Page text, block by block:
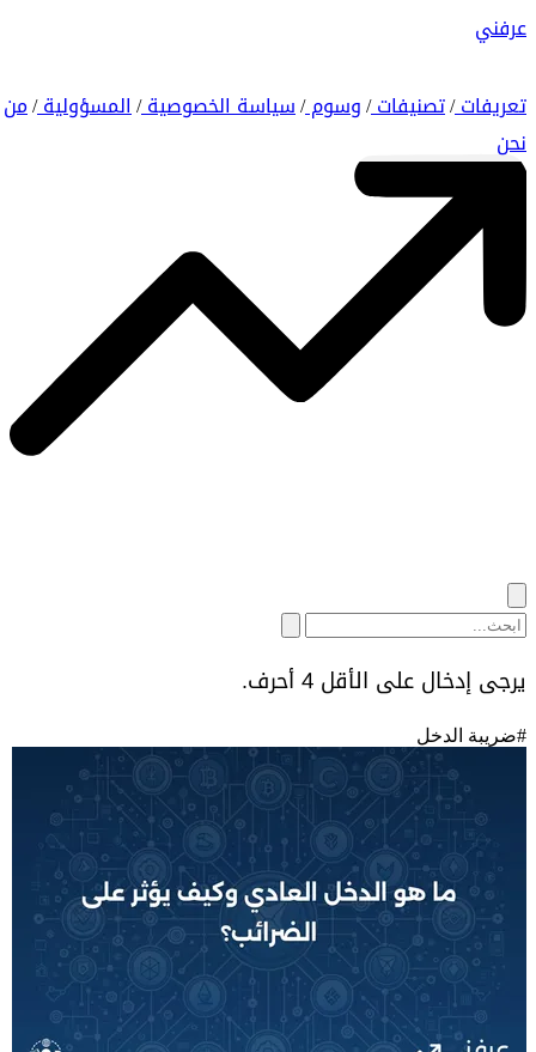
عرفني
تعريفات/ تصنيفات/ وسوم/ سياسة الخصوصية/ المسؤولية/ من
نحن
يرجى إدخال على الأقل 4 أحرف.
#ضريبة الدخل